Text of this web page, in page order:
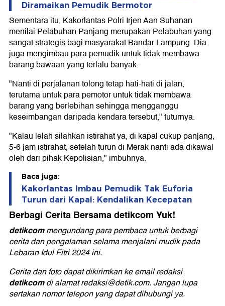
Diramaikan Pemudik Bermotor
Sementara itu, Kakorlantas Polri Irjen Aan Suhanan
menilai Pelabuhan Panjang merupakan Pelabuhan yang
sangat strategis bagi masyarakat Bandar Lampung. Dia
juga mengimbau para pemudik untuk tidak membawa
barang bawaan yang terlalu banyak.
"Nanti di perjalanan tolong tetap hati-hati di jalan,
terutama untuk para pemotor untuk tidak membawa
barang yang berlebihan sehingga mengganggu
keseimbangan daripada kendara tersebut," tuturnya.
"Kalau lelah silahkan istirahat ya, di kapal cukup panjang,
5-6 jam istirahat, setelah turun di Merak nanti ada dikawal
oleh dari pihak Kepolisian," imbuhnya.
Baca juga:
Kakorlantas Imbau Pemudik Tak Euforia
Turun dari Kapal: Kendalikan Kecepatan
Berbagi Cerita Bersama detikcom Yuk!
detikcommengundang para pembaca untuk berbagi
cerita dan pengalaman selama menjalani mudik pada
Lebaran Idul Fitri 2024 ini.
Cerita dan foto dapat dikirimkan ke email redaksi
detikcomdi alamat redaksi@detik.com. Jangan lupa
sertakan nomor telepon yang dapat dihubungi ya.